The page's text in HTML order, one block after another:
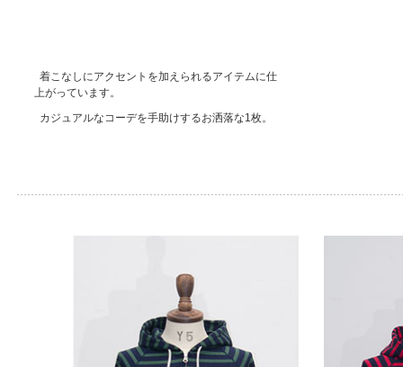
着こなしにアクセントを加えられるアイテムに仕
上がっています。
カジュアルなコーデを手助けするお洒落な1枚。